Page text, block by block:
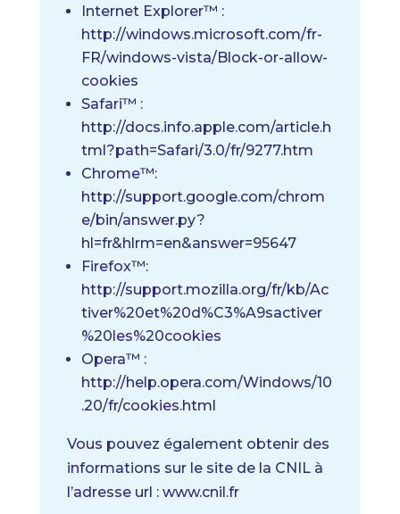
Internet Explorer™ :
http://windows.microsoft.com/fr-
FR/windows-vista/Block-or-allow-
cookies
Safari™ :
http://docs.info.apple.com/article.h
tml?path=Safari/3.0/fr/9277.htm
Chrome™:
http://support.google.com/chrom
e/bin/answer.py?
hl=fr&hlrm=en&answer=95647
Firefox™:
http://support.mozilla.org/fr/kb/Ac
tiver%20et%20d%C3%A9sactiver
%20les%20cookies
Opera™ :
http://help.opera.com/Windows/10
.20/fr/cookies.html
Vous pouvez également obtenir des
informations sur le site de la CNIL à
l’adresse url : www.cnil.fr